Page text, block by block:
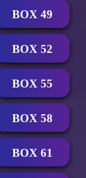
BOX 49
BOX 52
BOX 55
BOX 58
BOX 61